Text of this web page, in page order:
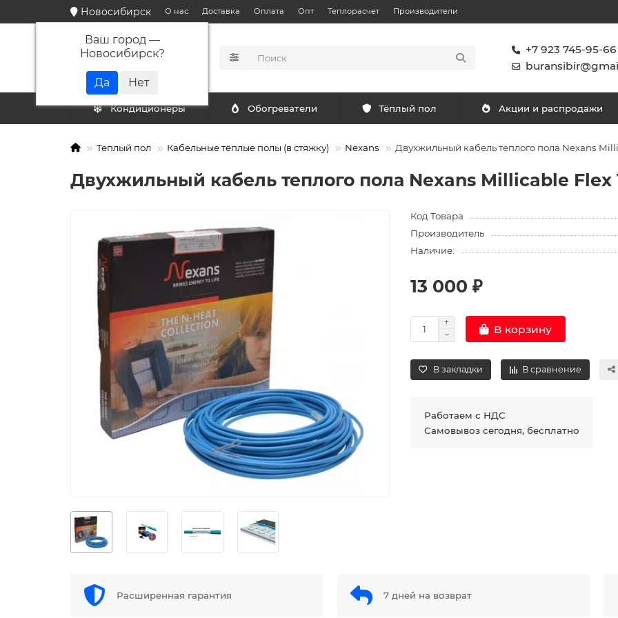
Новосибирск
Ваш город —
Новосибирск?
О нас Доставка Оплата Опт Теплорасчет Производители
КАТАЛОГ
+7 923 745-95-66
Кондиционеры Обогреватели Тёплый пол Акции и распродажи
Теплый пол Кабельные тёплые полы (в стяжку) Nexans Двухжильный кабель теплого пола Nexans
Двухжильный кабель теплого пола Nexans Millicable Flex
Код Товара
Производитель
Наличие:
13 000 ₽
В корзину
В закладки В сравнение
Работаем с НДС
Самовывоз сегодня, бесплатно
Расширенная гарантия 7 дней на возврат